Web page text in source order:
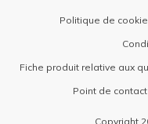
Politique de
Fiche produit relative aux
Point de
Copyright